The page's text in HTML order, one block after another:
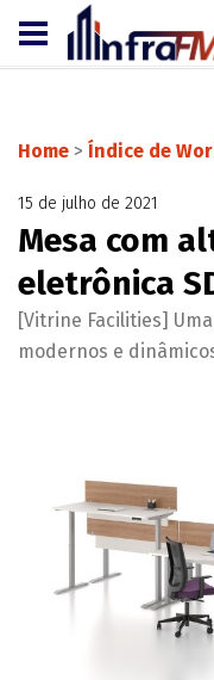
Home > Índice de
15 de julho de 2021
Mesa com
eletrônica
[Vitrine Facilities]
modernos e